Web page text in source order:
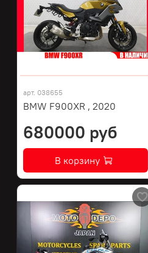
арт. 038655
BMW F900XR , 2020
680000 руб
В корзину